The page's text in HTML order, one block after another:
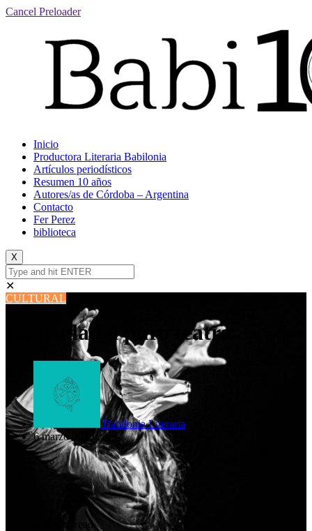
Cancel Preloader
Inicio
Productora Literaria Babilonia
Artículos periodísticos
Resumen 10 años
Autores/as de Córdoba – Argentina
Contacto
Fer Perez
biblioteca
X
✕
CULTURAL
La ciudad a puro teatro
Babilonia Literaria
6 marzo 2020
6 minute read